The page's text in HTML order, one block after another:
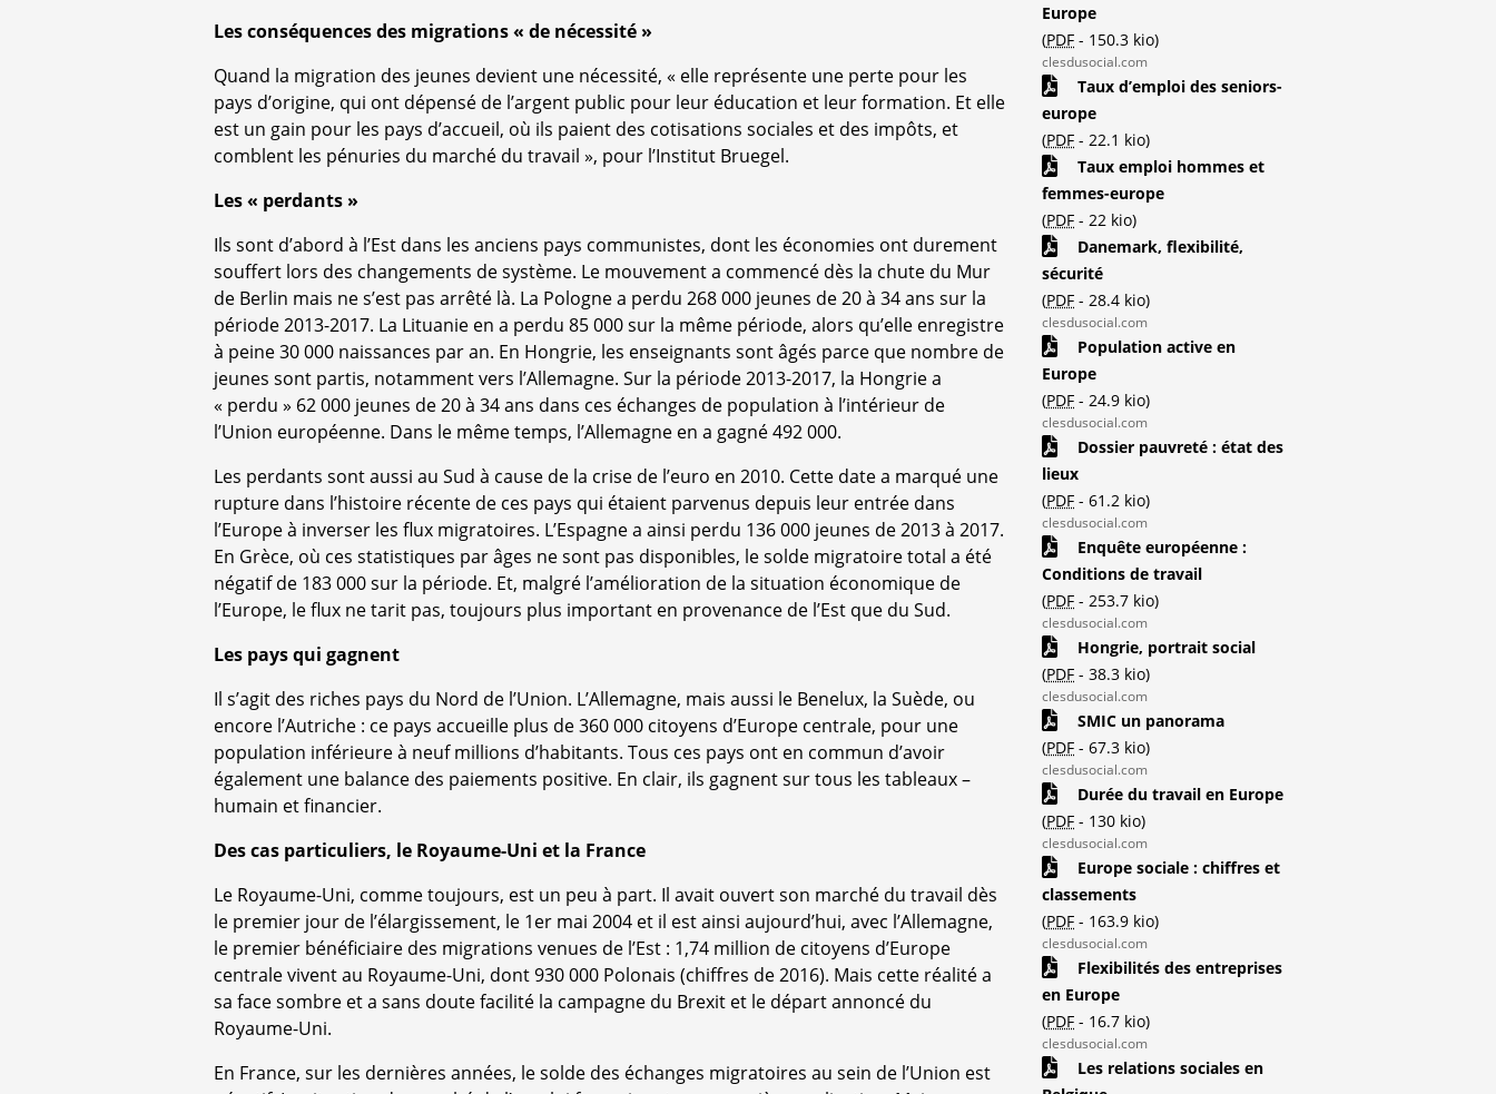
Les conséquences des migrations « de nécessité »
Quand la migration des jeunes devient une nécessité, « elle représente une perte pour les
pays d’origine, qui ont dépensé de l’argent public pour leur éducation et leur formation. Et elle
est un gain pour les pays d’accueil, où ils paient des cotisations sociales et des impôts, et
comblent les pénuries du marché du travail », pour l’Institut Bruegel.
Les « perdants »
Ils sont d’abord à l’Est dans les anciens pays communistes, dont les économies ont durement
souffert lors des changements de système. Le mouvement a commencé dès la chute du Mur
de Berlin mais ne s’est pas arrêté là. La Pologne a perdu 268 000 jeunes de 20 à 34 ans sur la
période 2013-2017. La Lituanie en a perdu 85 000 sur la même période, alors qu’elle enregistre
à peine 30 000 naissances par an. En Hongrie, les enseignants sont âgés parce que nombre de
jeunes sont partis, notamment vers l’Allemagne. Sur la période 2013-2017, la Hongrie a
« perdu » 62 000 jeunes de 20 à 34 ans dans ces échanges de population à l’intérieur de
l’Union européenne. Dans le même temps, l’Allemagne en a gagné 492 000.
Les perdants sont aussi au Sud à cause de la crise de l’euro en 2010. Cette date a marqué une
rupture dans l’histoire récente de ces pays qui étaient parvenus depuis leur entrée dans
l’Europe à inverser les flux migratoires. L’Espagne a ainsi perdu 136 000 jeunes de 2013 à 2017.
En Grèce, où ces statistiques par âges ne sont pas disponibles, le solde migratoire total a été
négatif de 183 000 sur la période. Et, malgré l’amélioration de la situation économique de
l’Europe, le flux ne tarit pas, toujours plus important en provenance de l’Est que du Sud.
Les pays qui gagnent
Il s’agit des riches pays du Nord de l’Union. L’Allemagne, mais aussi le Benelux, la Suède, ou
encore l’Autriche : ce pays accueille plus de 360 000 citoyens d’Europe centrale, pour une
population inférieure à neuf millions d’habitants. Tous ces pays ont en commun d’avoir
également une balance des paiements positive. En clair, ils gagnent sur tous les tableaux –
humain et financier.
Des cas particuliers, le Royaume-Uni et la France
Le Royaume-Uni, comme toujours, est un peu à part. Il avait ouvert son marché du travail dès
le premier jour de l’élargissement, le 1er mai 2004 et il est ainsi aujourd’hui, avec l’Allemagne,
le premier bénéficiaire des migrations venues de l’Est : 1,74 million de citoyens d’Europe
centrale vivent au Royaume-Uni, dont 930 000 Polonais (chiffres de 2016). Mais cette réalité a
sa face sombre et a sans doute facilité la campagne du Brexit et le départ annoncé du
Royaume-Uni.
En France, sur les dernières années, le solde des échanges migratoires au sein de l’Union est
Europe
(PDF - 150.3 kio)
clesdusocial.com
Taux d’emploi des seniors-
europe
(PDF - 22.1 kio)
Taux emploi hommes et
femmes-europe
(PDF - 22 kio)
Danemark, flexibilité,
sécurité
(PDF - 28.4 kio)
clesdusocial.com
Population active en
Europe
(PDF - 24.9 kio)
clesdusocial.com
Dossier pauvreté : état des
lieux
(PDF -61.2 kio)
clesdusocial.com
Enquête européenne :
Conditions de travail
(PDF - 253.7 kio)
clesdusocial.com
Hongrie, portrait social
(PDF -38.3 kio)
clesdusocial.com
SMIC un panorama
(PDF -67.3 kio)
clesdusocial.com
Durée du travail en Europe
(PDF - 130 kio)
clesdusocial.com
Europe sociale : chiffres et
classements
(PDF - 163.9 kio)
clesdusocial.com
Flexibilités des entreprises
en Europe
(PDF - 16.7 kio)
clesdusocial.com
Les relations sociales en